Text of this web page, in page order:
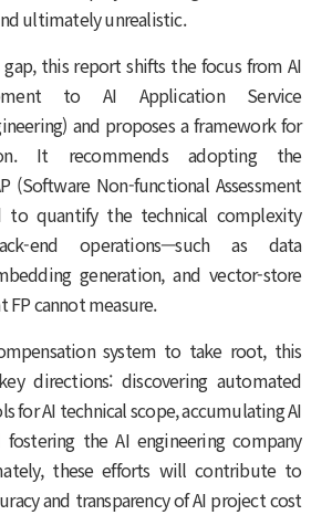
ultimately unrealistic.
this report shifts the focus from AI
to AI Application Service
and proposes a framework for
It recommends adopting the
(Software Non-functional Assessment
to quantify the technical complexity
end operations—such as data
generation, and vector-store
cannot measure.
system to take root, this
directions: discovering automated
for AI technical scope, accumulating AI
the AI engineering company
these efforts will contribute to
and transparency of AI project cost